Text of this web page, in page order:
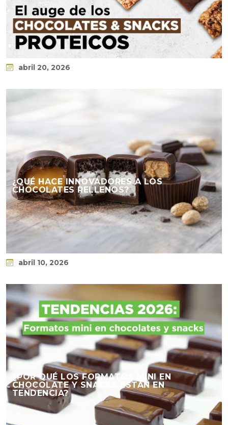
abril 20, 2026
¿QUÉ HACE INNOVADORES A LOS
CHOCOLATES RELLENOS?
abril 10, 2026
¿POR QUÉ LOS FORMATOS MINI EN
CHOCOLATE Y SNACKS ESTÁN EN
TENDENCIA?​